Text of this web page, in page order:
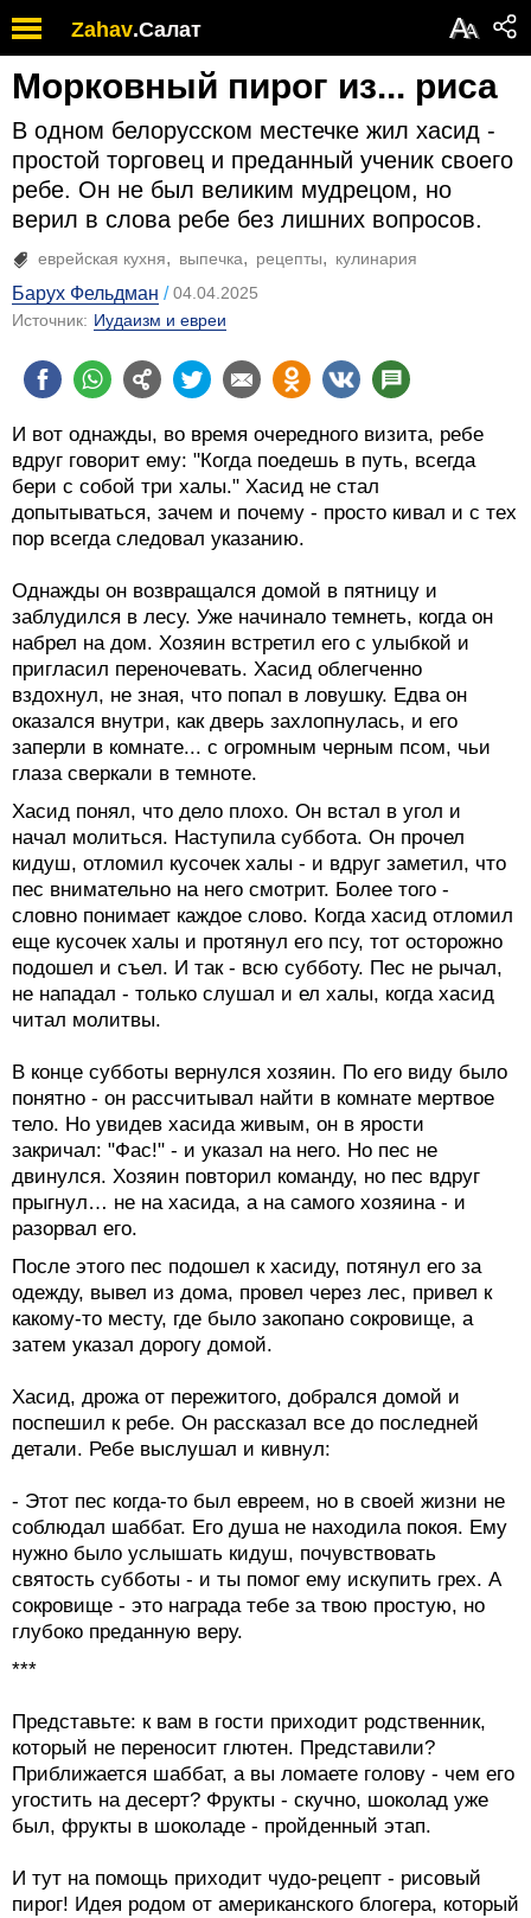
Zahav.Салат АА
Морковный пирог из... риса
В одном белорусском местечке жил хасид -
простой торговец и преданный ученик своего
ребе. Он не был великим мудрецом, но
верил в слова ребе без лишних вопросов.
еврейская кухня выпечка рецепты кулинария
Барух Фельдман
04.04.2025
Источник: Иудаизм и евреи
И вот однажды, во время очередного визита, ребе
вдруг говорит ему: "Когда поедешь в путь, всегда
бери с собой три халы." Хасид не стал
допытываться, зачем и почему - просто кивал и с тех
пор всегда следовал указанию.
Однажды он возвращался домой в пятницу и
заблудился в лесу. Уже начинало темнеть, когда он
набрел на дом. Хозяин встретил его с улыбкой и
пригласил переночевать. Хасид облегченно
вздохнул, не зная, что попал в ловушку. Едва он
оказался внутри, как дверь захлопнулась, и его
заперли в комнате... с огромным черным псом, чьи
глаза сверкали в темноте.
Хасид понял, что дело плохо. Он встал в угол и
начал молиться. Наступила суббота. Он прочел
кидуш, отломил кусочек халы - и вдруг заметил, что
пес внимательно на него смотрит. Более того -
словно понимает каждое слово. Когда хасид отломил
еще кусочек халы и протянул его псу, тот осторожно
подошел и съел. И так - всю субботу. Пес не рычал,
не нападал - только слушал и ел халы, когда хасид
читал молитвы.
В конце субботы вернулся хозяин. По его виду было
понятно - он рассчитывал найти в комнате мертвое
тело. Но увидев хасида живым, он в ярости
закричал: "Фас!" - и указал на него. Но пес не
двинулся. Хозяин повторил команду, но пес вдруг
прыгнул… не на хасида, а на самого хозяина - и
разорвал его.
После этого пес подошел к хасиду, потянул его за
одежду, вывел из дома, провел через лес, привел к
какому-то месту, где было закопано сокровище, а
затем указал дорогу домой.
Хасид, дрожа от пережитого, добрался домой и
поспешил к ребе. Он рассказал все до последней
детали. Ребе выслушал и кивнул:
- Этот пес когда-то был евреем, но в своей жизни не
соблюдал шаббат. Его душа не находила покоя. Ему
нужно было услышать кидуш, почувствовать
святость субботы - и ты помог ему искупить грех. А
сокровище - это награда тебе за твою простую, но
глубоко преданную веру.
***
Представьте: к вам в гости приходит родственник,
который не переносит глютен. Представили?
Приближается шаббат, а вы ломаете голову - чем его
угостить на десерт? Фрукты - скучно, шоколад уже
был, фрукты в шоколаде - пройденный этап.
И тут на помощь приходит чудо-рецепт - рисовый
пирог! Идея родом от американского блогера, который